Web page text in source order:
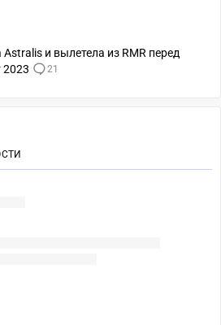
Astralis и вылетела из RMR перед
2023
21